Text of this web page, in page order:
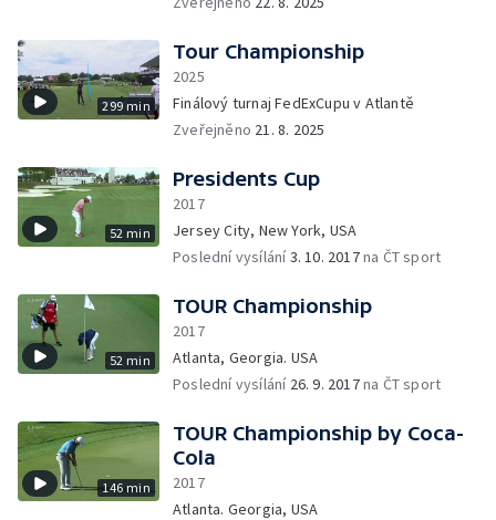
299 min
Tour Championship
2025
Finálový turnaj FedExCupu v Atlantě
Zveřejněno 21. 8. 2025
52 min
Presidents Cup
2017
Jersey City, New York, USA
Poslední vysílání3. 10. 2017na ČT sport
52 min
TOUR Championship
2017
Atlanta, Georgia. USA
Poslední vysílání 26. 9. 2017na ČT sport
146 min
TOUR Championship by Coca-
Cola
2017
Atlanta. Georgia, USA